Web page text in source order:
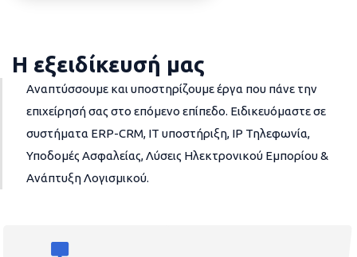
Η εξειδίκευσή μας
Αναπτύσσουμε και υποστηρίζουμε έργα που πάνε την
επιχείρησή σας στο επόμενο επίπεδο. Ειδικευόμαστε σε
συστήματα ERP-CRM, IT υποστήριξη, IP Τηλεφωνία,
Υποδομές Ασφαλείας, Λύσεις Ηλεκτρονικού Εμπορίου &
Ανάπτυξη Λογισμικού.